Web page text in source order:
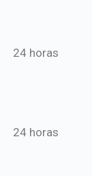
24 horas
24 horas